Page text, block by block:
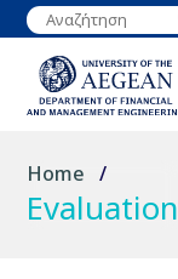
Skip
to
content
Breadcrumb
Home
Evaluation